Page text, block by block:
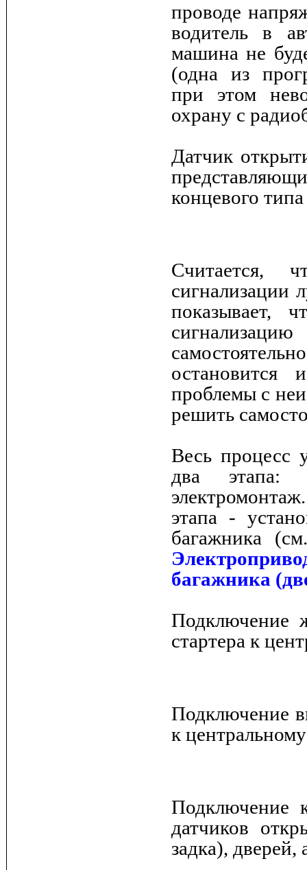
проводе
водитель в
машина не
(одна из
при этом
охрану с
Датчик
концевого типа
Считается,
сигнализации
показывает,
остановится
проблемы с
решить
Весь процесс
два этапа:
этапа -
багажника
багажника
Подключение
стартера к
Подключение
к
Подключение
датчиков
задка),